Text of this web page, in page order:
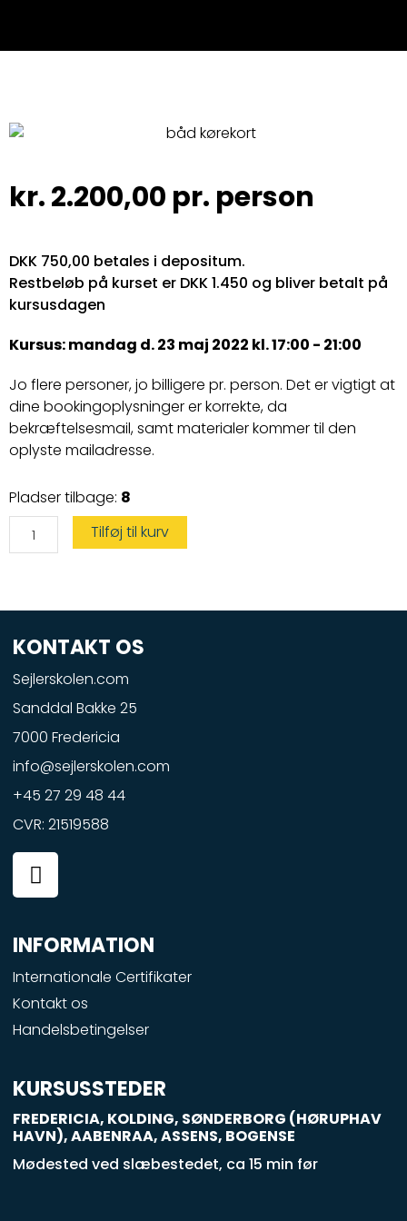
kr.2.200,00 pr. person
DKK 750,00 betales i depositum.
Restbeløb på kurset er DKK 1.450 og bliver betalt på
kursusdagen
Kursus: mandag d. 23 maj 2022 kl. 17:00 - 21:00
Jo flere personer, jo billigere pr. person. Det er vigtigt at
dine bookingoplysninger er korrekte, da
bekræftelsesmail, samt materialer kommer til den
oplyste mailadresse.
Pladser tilbage: 8
Duelighedsbevis
antal
Tilføj til kurv
KONTAKT OS
Sejlerskolen.com
Sanddal Bakke 25
7000 Fredericia
info@sejlerskolen.com
+45 27 29 48 44
CVR: 21519588
F
a
c
e
b
o
o
k
-
q
u
a
r
INFORMATION
Internationale Certifikater
Kontakt os
Handelsbetingelser
KURSUSSTEDER
FREDERICIA, KOLDING, SØNDERBORG (HØRUPHAV
HAVN), AABENRAA, ASSENS, BOGENSE
Mødested ved slæbestedet, ca 15 min før